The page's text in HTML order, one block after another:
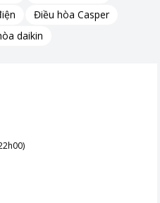
sử dụng bền bỉ
gió thấp. Nhờ đó người
giờ liền mà không cần
C
sạc USB Type-C (5V/2A)
Điều hòa Casper
daikin